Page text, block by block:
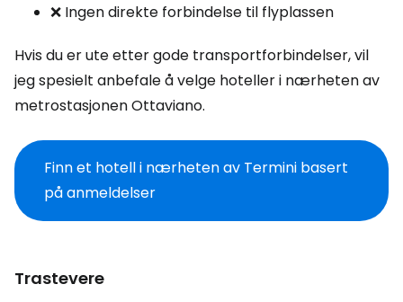
❌ Ingen direkte forbindelse til flyplassen
Hvis du er ute etter gode transportforbindelser, vil
jeg spesielt anbefale å velge hoteller i nærheten av
metrostasjonen Ottaviano.
Finn et hotell i nærheten av Termini basert
på anmeldelser
Trastevere